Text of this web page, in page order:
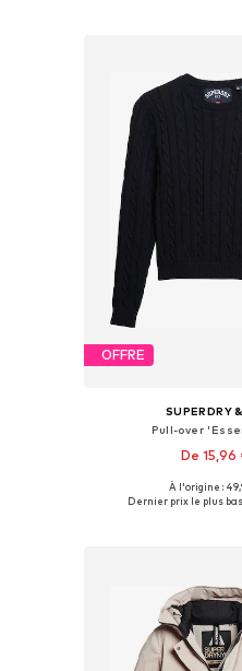
OFFRE
SUPERDRY
Pull-over
De 15,96
Tailles disponibles: S,
À l'origine :
Dernier prix le plus